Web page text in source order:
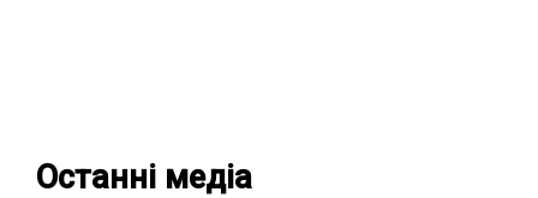
Останні медіа